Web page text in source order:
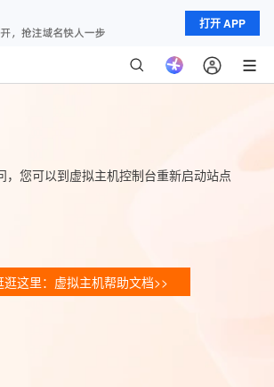
打开 APP
，您可以到虚拟主机控制台重新启动站点
这里：虚拟主机帮助文档>>